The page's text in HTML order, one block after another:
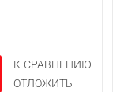
К СРАВНЕНИЮ
ОТЛОЖИТЬ